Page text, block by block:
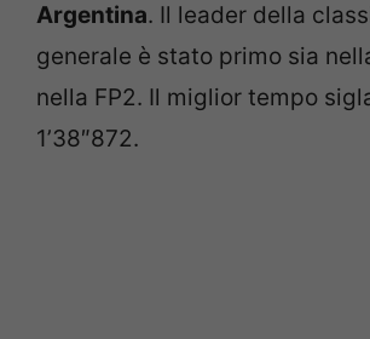
Argentina. Il leader della
generale è stato primo sia
nella FP2. Il miglior tempo
1’38″872.